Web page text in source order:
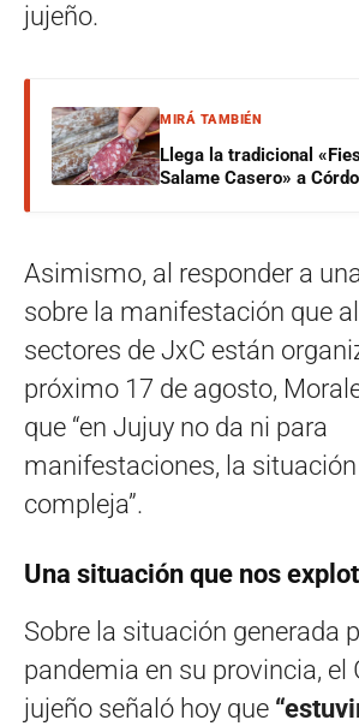
jujeño.
MIRÁ TAMBIÉN
Llega la tradicional
Salame Casero» a
Asimismo, al responder a
sobre la manifestación que
sectores de JxC están
próximo 17 de agosto,
que “en Jujuy no da ni para
manifestaciones, la
compleja”.
Una situación que nos
Sobre la situación generada
pandemia en su provincia, el
jujeño señaló hoy que